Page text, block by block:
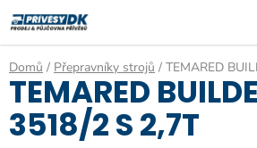
na
obsah
Domů / Přepravníky strojů / TEMARED
TEMARED
3518/2 S 2,7T